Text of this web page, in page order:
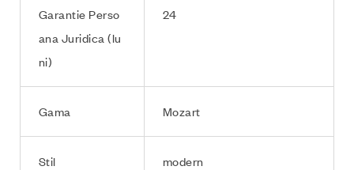
Garantie Perso
ana Juridica (lu
ni)
24
Gama Mozart
Stil modern